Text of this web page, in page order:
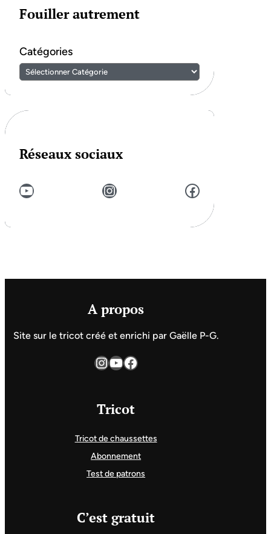
Fouiller autrement
Catégories
Réseaux sociaux
YouTube Instagram Facebook
A propos
Site sur le tricot créé et enrichi par Gaëlle P-G.
InstagramYouTube Facebook
Tricot
Tricot de chaussettes
Abonnement
Test de patrons
C’est gratuit